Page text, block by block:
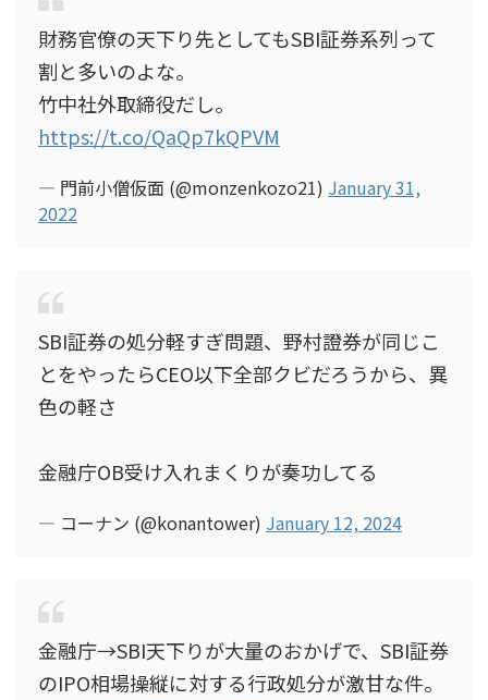
財務官僚の天下り先としてもSBI証券系列って
割と多いのよな。
竹中社外取締役だし。
https://t.co/QaQp7kQPVM
— 門前小僧仮面 (@monzenkozo21) January 31,
2022
SBI証券の処分軽すぎ問題、野村證券が同じこ
とをやったらCEO以下全部クビだろうから、異
色の軽さ
金融庁OB受け入れまくりが奏功してる
— コーナン (@konantower) January 12, 2024
金融庁→SBI天下りが大量のおかげで、SBI証券
のIPO相場操縦に対する行政処分が激甘な件。